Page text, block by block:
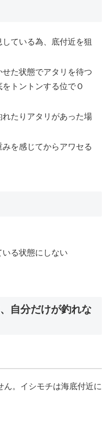
ている為、底付近を狙
た状態でアタリを待つ
をトントンする位でＯ
たりアタリがあった場
を感じてからアワセる
る状態にしない
自分だけが釣れな
ん。イシモチは海底付近に